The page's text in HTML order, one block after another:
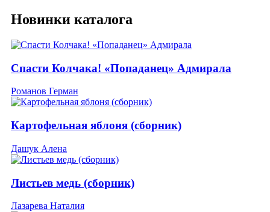
Новинки каталога
Спасти Колчака! «Попаданец» Адмирала
Романов Герман
Картофельная яблоня (сборник)
Дашук Алена
Листьев медь (сборник)
Лазарева Наталия